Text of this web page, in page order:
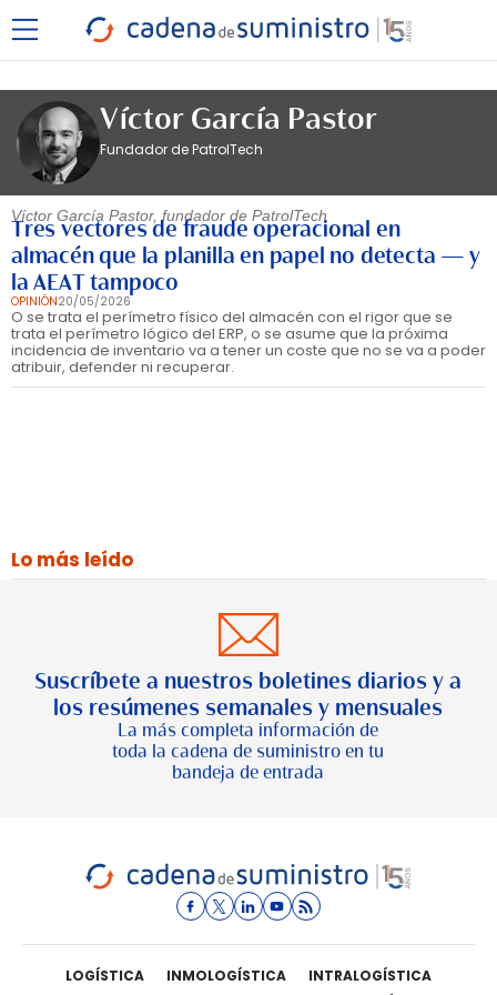
Víctor García Pastor
Fundador de PatrolTech
Víctor García Pastor, fundador de PatrolTech
Tres vectores de fraude operacional en
almacén que la planilla en papel no detecta — y
la AEAT tampoco
OPINIÓN20/05/2026
O se trata el perímetro físico del almacén con el rigor que se
trata el perímetro lógico del ERP, o se asume que la próxima
incidencia de inventario va a tener un coste que no se va a poder
atribuir, defender ni recuperar.
Lo más leído
Suscríbete a nuestros boletines diarios y a
los resúmenes semanales y mensuales
La más completa información de
toda la cadena de suministro en tu
bandeja de entrada
LOGÍSTICA INMOLOGÍSTICA
INTRALOGÍSTICA